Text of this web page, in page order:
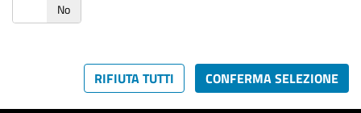
No
RIFIUTA TUTTI CONFERMA SELEZIONE